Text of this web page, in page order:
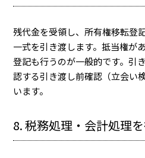
残代金を受領し、所有権移転登
一式を引き渡します。抵当権が
登記も行うのが一般的です。引
認する引き渡し前確認（立会い
います。
8. 税務処理・会計処理